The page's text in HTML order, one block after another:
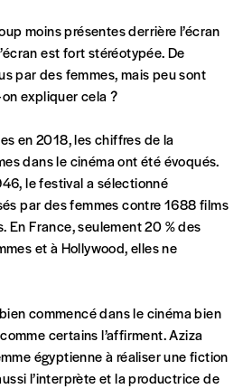
un
accessibles, et
aux valeurs de
proposons d’estimer
de notre publication.
prix indicatif. De cette
le travail de l’équipe
vos moyens et vos
pour l’année civile en
vous souhaitez recevoir la
papier ou numérique.
vos coordonnées.
moins présentes derrière l’écran
est fort stéréotypée. De
par des femmes, mais peu sont
expliquer cela ?
en 2018, les chiffres de la
dans le cinéma ont été évoqués.
le festival a sélectionné
par des femmes contre 1688 films
En France, seulement 20 % des
et à Hollywood, elles ne
commencé dans le cinéma bien
certains l’affirment. Aziza
égyptienne à réaliser une fiction
l’interprète et la productrice de